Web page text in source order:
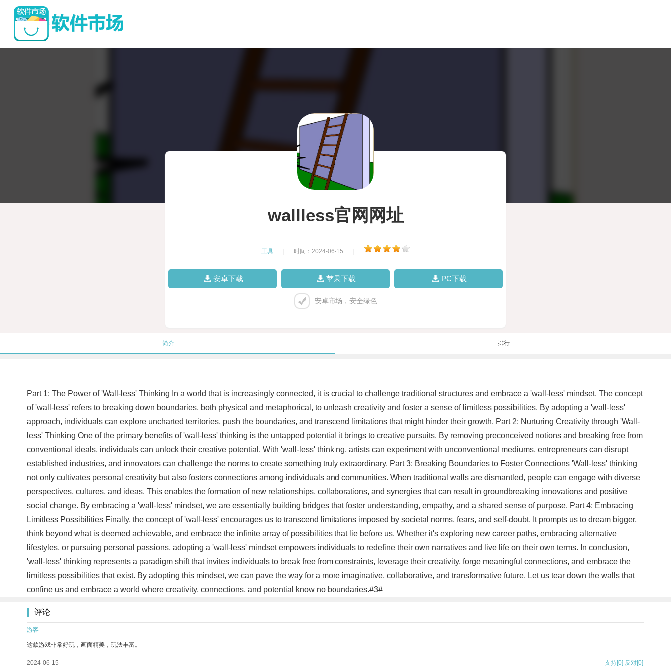
wallless官网网址
工具 时间：2024-06-15
安卓下载 苹果下载 PC下载
安卓市场，安全绿色
简介 排行
Part 1: The Power of 'Wall-less' Thinking In a world that is increasingly connected, it is crucial to challenge traditional structures and embrace a 'wall-less' mindset. The concept
of 'wall-less' refers to breaking down boundaries, both physical and metaphorical, to unleash creativity and foster a sense of limitless possibilities. By adopting a 'wall-less'
approach, individuals can explore uncharted territories, push the boundaries, and transcend limitations that might hinder their growth. Part 2: Nurturing Creativity through 'Wall-
less' Thinking One of the primary benefits of 'wall-less' thinking is the untapped potential it brings to creative pursuits. By removing preconceived notions and breaking free from
conventional ideals, individuals can unlock their creative potential. With 'wall-less' thinking, artists can experiment with unconventional mediums, entrepreneurs can disrupt
established industries, and innovators can challenge the norms to create something truly extraordinary. Part 3: Breaking Boundaries to Foster Connections 'Wall-less' thinking
not only cultivates personal creativity but also fosters connections among individuals and communities. When traditional walls are dismantled, people can engage with diverse
perspectives, cultures, and ideas. This enables the formation of new relationships, collaborations, and synergies that can result in groundbreaking innovations and positive
social change. By embracing a 'wall-less' mindset, we are essentially building bridges that foster understanding, empathy, and a shared sense of purpose. Part 4: Embracing
Limitless Possibilities Finally, the concept of 'wall-less' encourages us to transcend limitations imposed by societal norms, fears, and self-doubt. It prompts us to dream bigger,
think beyond what is deemed achievable, and embrace the infinite array of possibilities that lie before us. Whether it's exploring new career paths, embracing alternative
lifestyles, or pursuing personal passions, adopting a 'wall-less' mindset empowers individuals to redefine their own narratives and live life on their own terms. In conclusion,
'wall-less' thinking represents a paradigm shift that invites individuals to break free from constraints, leverage their creativity, forge meaningful connections, and embrace the
limitless possibilities that exist. By adopting this mindset, we can pave the way for a more imaginative, collaborative, and transformative future. Let us tear down the walls that
confine us and embrace a world where creativity, connections, and potential know no boundaries.#3#
评论
游客
这款游戏非常好玩，画面精美，玩法丰富。
2024-06-15 支持[0] 反对[0]